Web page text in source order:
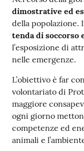
dimostrative ed
della popolazione.
tenda di soccorso
l’esposizione di
nelle emergenze.
L’obiettivo è far
volontariato di
maggiore
ogni giorno
competenze ed
animali e